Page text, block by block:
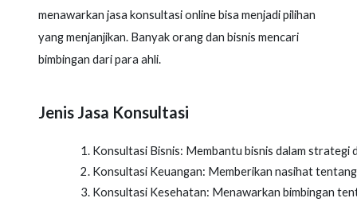
menawarkan jasa konsultasi online bisa menjadi pilihan
yang menjanjikan. Banyak orang dan bisnis mencari
bimbingan dari para ahli.
Jenis Jasa Konsultasi
Konsultasi Bisnis: Membantu bisnis dalam strategi
Konsultasi Keuangan: Memberikan nasihat
Konsultasi Kesehatan: Menawarkan bimbingan